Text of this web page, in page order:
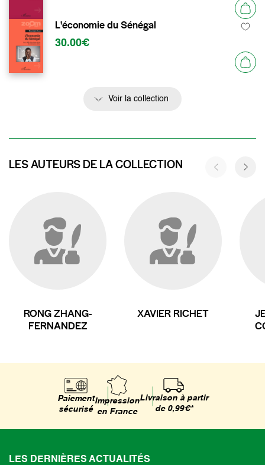
L'économie du Sénégal
30.00€
Voir la collection
LES AUTEURS DE LA COLLECTION
RONG ZHANG-
FERNANDEZ
XAVIER RICHET
Paiement
sécurisé
Impression
en France
Livraison à partir
de 0,99€*
LES DERNIÈRES ACTUALITÉS